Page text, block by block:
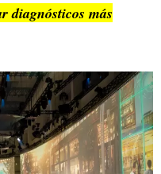
diagnósticos más